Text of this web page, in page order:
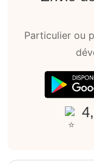
Particulier ou